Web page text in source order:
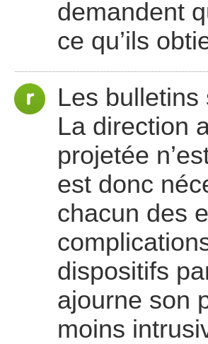
demandent
ce qu’ils
Les bulletins
La direction
projetée
est donc
chacun des
dispositifs
ajourne son
moins